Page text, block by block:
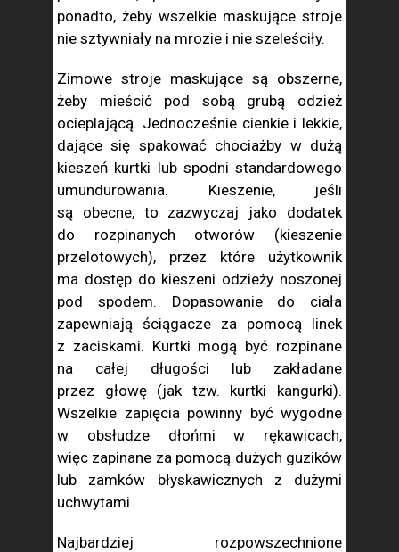
ponadto, żeby wszelkie maskujące stroje
nie sztywniały na mrozie i nie szeleściły.
Zimowe stroje maskujące są obszerne,
żeby mieścić pod sobą grubą odzież
ocieplającą. Jednocześnie cienkie i lekkie,
dające się spakować chociażby w dużą
kieszeń kurtki lub spodni standardowego
umundurowania. Kieszenie, jeśli
są obecne, to zazwyczaj jako dodatek
do rozpinanych otworów (kieszenie
przelotowych), przez które użytkownik
ma dostęp do kieszeni odzieży noszonej
pod spodem. Dopasowanie do ciała
zapewniają ściągacze za pomocą linek
z zaciskami. Kurtki mogą być rozpinane
na całej długości lub zakładane
przez głowę (jak tzw. kurtki kangurki).
Wszelkie zapięcia powinny być wygodne
w obsłudze dłońmi w rękawicach,
więc zapinane za pomocą dużych guzików
lub zamków błyskawicznych z dużymi
uchwytami.
Najbardziej rozpowszechnione